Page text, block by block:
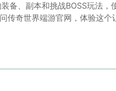
备、副本和挑战BOSS玩法，
传奇世界端游官网，体验这个